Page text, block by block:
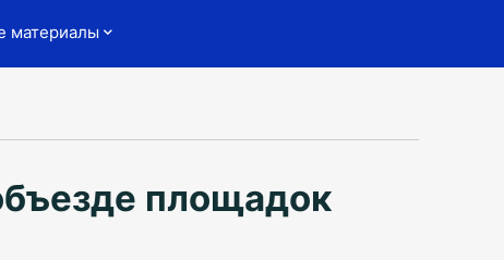
материалы
площадок